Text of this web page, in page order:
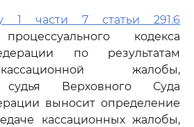
1 части 7 статьи 291.6
кодекса
по результатам
жалобы,
судья Верховного Суда
выносит определение
кассационных жалобы,